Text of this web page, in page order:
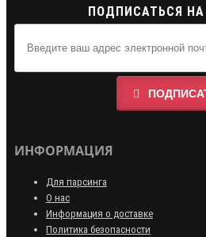
ПОДПИСАТЬСЯ
ИНФОРМАЦИЯ
Для парсинга
О нас
Информация о доставке
Политика безопасности